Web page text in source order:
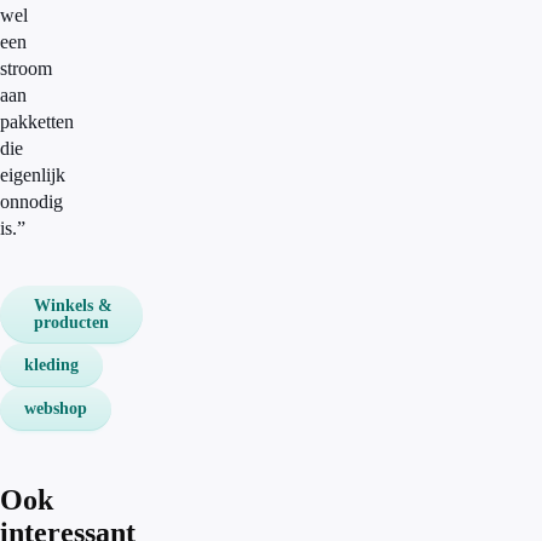
wel
een
stroom
aan
pakketten
die
eigenlijk
onnodig
is.”
Winkels &
producten
kleding
webshop
Ook
interessant